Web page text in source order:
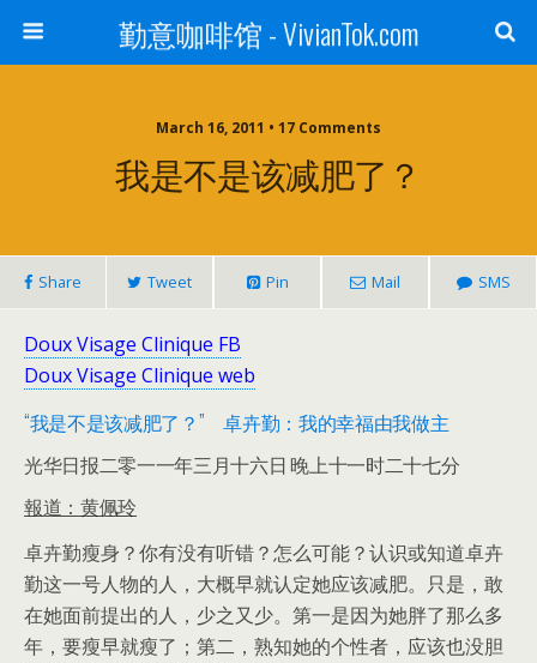
勤意咖啡馆 - VivianTok.com
March 16, 2011 • 17 Comments
我是不是该减肥了？
Share Tweet Pin Mail SMS
Doux Visage Clinique FB
Doux Visage Clinique web
“我是不是该减肥了？” 卓卉勤：我的幸福由我做主
光华日报二零一一年三月十六日 晚上十一时二十七分
報道：黄佩玲
卓卉勤瘦身？你有没有听错？怎么可能？认识或知道卓卉
勤这一号人物的人，大概早就认定她应该减肥。只是，敢
在她面前提出的人，少之又少。第一是因为她胖了那么多
年，要瘦早就瘦了；第二，熟知她的个性者，应该也没胆